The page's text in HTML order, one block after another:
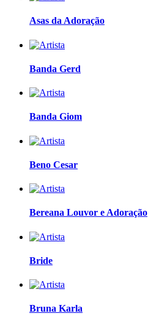
Asas da Adoração
Banda Gerd
Banda Giom
Beno Cesar
Bereana Louvor e Adoração
Bride
Bruna Karla